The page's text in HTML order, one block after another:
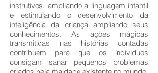
instrutivos, ampliando a linguagem infantil
e estimulando o desenvolvimento da
inteligência da criança ampliando seus
conhecimentos. As ações mágicas
transmitidas nas histórias contadas
contribuem para que os indivíduos
consigam sanar pequenos problemas